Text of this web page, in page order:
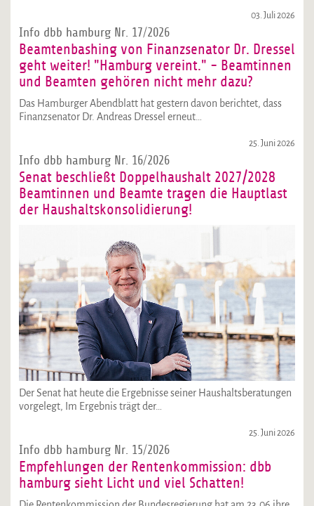
03. Juli 2026
Info dbb hamburg Nr. 17/2026
Beamtenbashing von Finanzsenator Dr. Dressel
geht weiter! "Hamburg vereint." - Beamtinnen
und Beamten gehören nicht mehr dazu?
Das Hamburger Abendblatt hat gestern davon berichtet, dass
Finanzsenator Dr. Andreas Dressel erneut…
25. Juni 2026
Info dbb hamburg Nr. 16/2026
Senat beschließt Doppelhaushalt 2027/2028
Beamtinnen und Beamte tragen die Hauptlast
der Haushaltskonsolidierung!
Der Senat hat heute die Ergebnisse seiner Haushaltsberatungen
vorgelegt, Im Ergebnis trägt der…
25. Juni 2026
Info dbb hamburg Nr. 15/2026
Empfehlungen der Rentenkommission: dbb
hamburg sieht Licht und viel Schatten!